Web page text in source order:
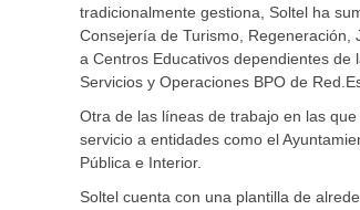
tradicionalmente gestiona, Soltel ha
Consejería de Turismo, Regeneración,
a Centros Educativos dependientes de
Servicios y Operaciones BPO de
Otra de las líneas de trabajo en las
servicio a entidades como el
Pública e Interior.
Soltel cuenta con una plantilla de